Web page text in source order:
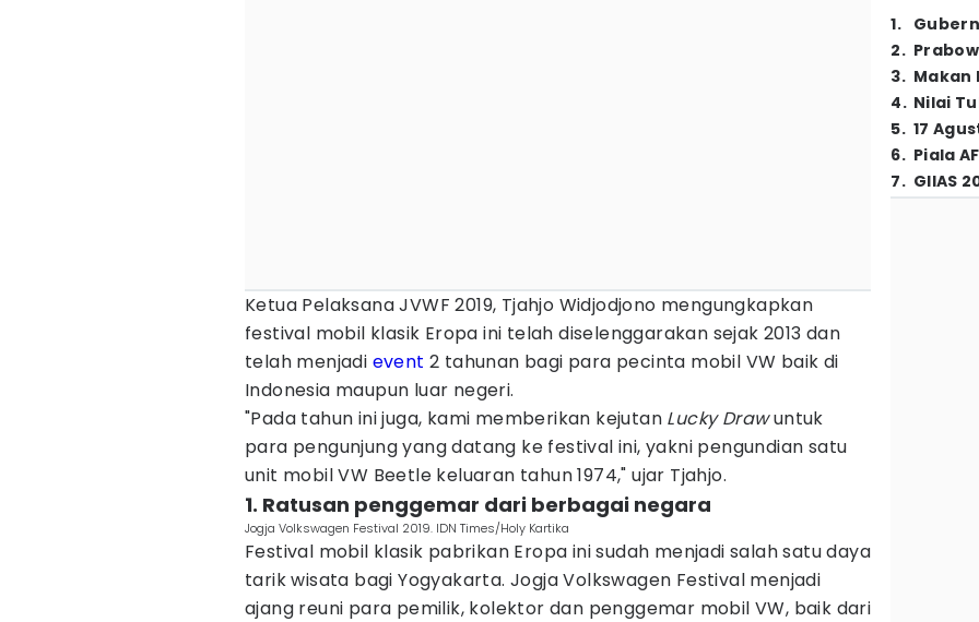
Ketua Pelaksana JVWF 2019, Tjahjo Widjodjono mengungkapkan
festival mobil klasik Eropa ini telah diselenggarakan sejak 2013 dan
telah menjadi event 2 tahunan bagi para pecinta mobil VW baik di
Indonesia maupun luar negeri.
"Pada tahun ini juga, kami memberikan kejutan Lucky Drawuntuk
para pengunjung yang datang ke festival ini, yakni pengundian satu
unit mobil VW Beetle keluaran tahun 1974," ujar Tjahjo.
1. Ratusan penggemar dari berbagai negara
Jogja Volkswagen Festival 2019. IDN Times/Holy Kartika
Festival mobil klasik pabrikan Eropa ini sudah menjadi salah satu daya
tarik wisata bagi Yogyakarta. Jogja Volkswagen Festival menjadi
ajang reuni para pemilik, kolektor dan penggemar mobil VW, baik dari
1.
2.
3. Makan
4. Nilai
5. 17
6. Piala
7. GIIAS